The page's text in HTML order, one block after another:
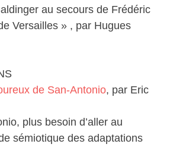
au secours de Frédéric
Versailles » , par Hugues
de San-Antonio, par Eric
plus besoin d’aller au
sémiotique des adaptations